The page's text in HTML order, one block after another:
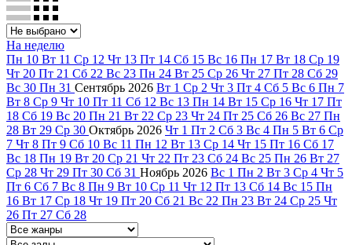
На неделю
Пн 10 Вт 11 Ср 12 Чт 13 Пт 14 Сб 15 Вс 16 Пн 17 Вт 18 Ср 19
Чт 20 Пт 21 Сб 22 Вс 23 Пн 24 Вт 25 Ср 26 Чт 27 Пт 28 Сб 29
Вс 30 Пн 31 Сентябрь 2026 Вт 1 Ср 2 Чт 3 Пт 4 Сб 5 Вс 6 Пн 7
Вт 8 Ср 9 Чт 10 Пт 11 Сб 12 Вс 13 Пн 14 Вт 15 Ср 16 Чт 17 Пт
18 Сб 19 Вс 20 Пн 21 Вт 22 Ср 23 Чт 24 Пт 25 Сб 26 Вс 27 Пн
28 Вт 29 Ср 30 Октябрь 2026 Чт 1 Пт 2 Сб 3 Вс 4 Пн 5 Вт 6 Ср
7 Чт 8 Пт 9 Сб 10 Вс 11 Пн 12 Вт 13 Ср 14 Чт 15 Пт 16 Сб 17
Вс 18 Пн 19 Вт 20 Ср 21 Чт 22 Пт 23 Сб 24 Вс 25 Пн 26 Вт 27
Ср 28 Чт 29 Пт 30 Сб 31 Ноябрь 2026 Вс 1 Пн 2 Вт 3 Ср 4 Чт 5
Пт 6 Сб 7 Вс 8 Пн 9 Вт 10 Ср 11 Чт 12 Пт 13 Сб 14 Вс 15 Пн
16 Вт 17 Ср 18 Чт 19 Пт 20 Сб 21 Вс 22 Пн 23 Вт 24 Ср 25 Чт
26 Пт 27 Сб 28